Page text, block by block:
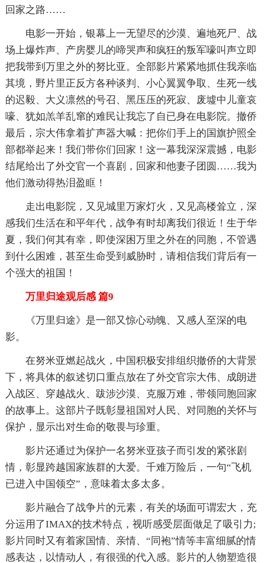
回家之路……
电影一开始，银幕上一无望尽的沙漠、遍地死尸、战
场上爆炸声、产房婴儿的啼哭声和疯狂的叛军嚎叫声立即
把我带到万里之外的努比亚。全部影片紧紧地抓住我亲临
其境，野片里正反方各种谈判、小心翼翼争取、生死一线
的迟毅、大义凛然的号召、黑压压的死寂、废墟中儿童哀
嚎、犹如羔羊乱窜的难民让我忘了自已身在电影院。撤侨
最后，宗大伟拿着扩声器大喊：把你们手上的国旗护照全
部都举起来！我们带你们回家！这一幕我深深震撼，电影
结尾给出了外交官一个喜剧，回家和他妻子团圆……我为
他们激动得热泪盈眶！
走出电影院，又见城里万家灯火，又见高楼耸立，深
感我们生活在和平年代，战争有时却离我们很近！生于华
夏，我们何其有幸，即使深困万里之外在的同胞，不管遇
到什么困难，甚至生命受到威胁时，请相信我们背后有一
个强大的祖国！
万里归途观后感 篇9
《万里归途》是一部又惊心动魄、又感人至深的电
影。
在努米亚燃起战火，中国积极安排组织撤侨的大背景
下，将具体的叙述切口重点放在了外交官宗大伟、成朗进
入战区、穿越战火、跋涉沙漠、克服万难，带领同胞回家
的故事上。这部片子既彰显祖国对人民、对同胞的关怀与
保护，显示出对生命的敬畏与珍重。
影片还通过为保护一名努米亚孩子而引发的紧张剧
情，彰显跨越国家族群的大爱。千难万险后，一句“飞机
已进入中国领空”，意味着太多太多。
影片融合了战争片的元素，有关的场面可谓宏大，充
分运用了IMAX的技术特点，视听感受层面做足了吸引力;
影片同时又有着家国情、亲情、“同袍”情等丰富细腻的情
感表达，以情动人，有很强的代入感。影片的人物塑造很